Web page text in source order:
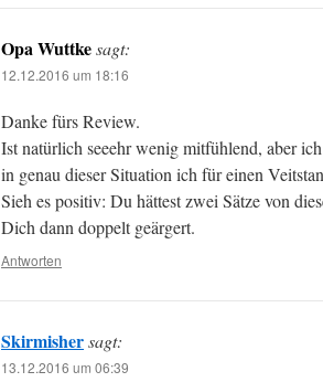
Opa Wuttkesagt:
12.12.2016 um 18:16
Danke fürs Review.
Ist natürlich seeehr wenig mitfühlend, aber
in genau dieser Situation ich für einen
Sieh es positiv: Du hättest zwei Sätze von
Dich dann doppelt geärgert.
Antworten
Skirmishersagt:
13.12.2016 um 06:39